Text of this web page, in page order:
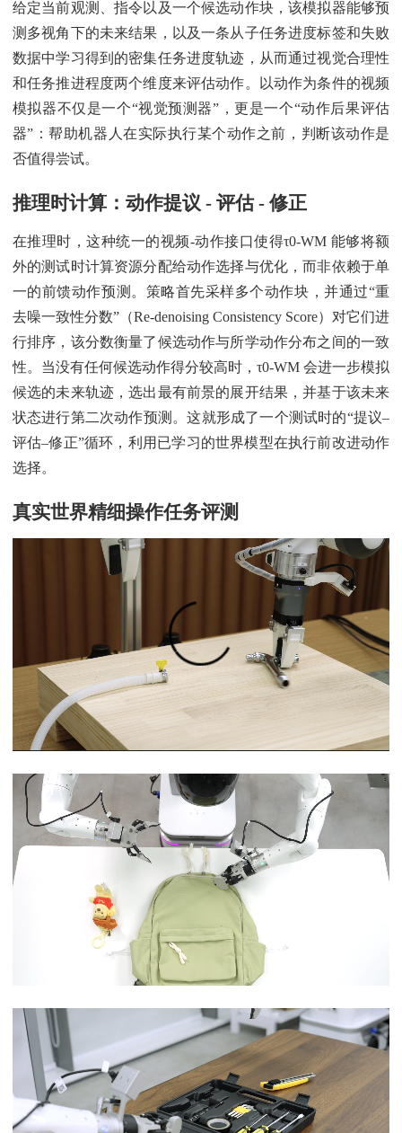
给定当前观测、指令以及一个候选动作块，该模拟器能够预
测多视角下的未来结果，以及一条从子任务进度标签和失败
数据中学习得到的密集任务进度轨迹，从而通过视觉合理性
和任务推进程度两个维度来评估动作。以动作为条件的视频
模拟器不仅是一个“视觉预测器”，更是一个“动作后果评估
器”：帮助机器人在实际执行某个动作之前，判断该动作是
否值得尝试。
推理时计算：动作提议 - 评估 - 修正
在推理时，这种统一的视频-动作接口使得τ0-WM 能够将额
外的测试时计算资源分配给动作选择与优化，而非依赖于单
一的前馈动作预测。策略首先采样多个动作块，并通过“重
去噪一致性分数”（Re-denoising Consistency Score）对它们进
行排序，该分数衡量了候选动作与所学动作分布之间的一致
性。当没有任何候选动作得分较高时，τ0-WM 会进一步模拟
候选的未来轨迹，选出最有前景的展开结果，并基于该未来
状态进行第二次动作预测。这就形成了一个测试时的“提议–
评估–修正”循环，利用已学习的世界模型在执行前改进动作
选择。
真实世界精细操作任务评测